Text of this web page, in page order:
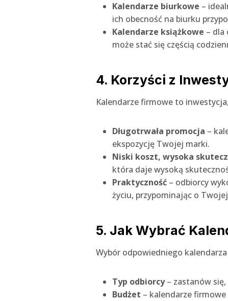
Kalendarze biurkowe –
ich obecność na biurku
Kalendarze książkowe – dla
może stać się częścią
4. Korzyści z
Kalendarze firmowe to
Długotrwała promocja –
ekspozycję Twojej marki.
Niski koszt, wysoka
która daje wysoką
Praktyczność – odbiorcy
życiu, przypominając o
5. Jak Wybrać
Wybór odpowiedniego
Typ odbiorcy– zastanów się,
Budżet – kalendarze